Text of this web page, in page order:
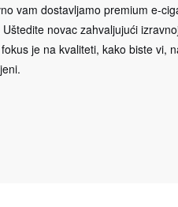
vam dostavljamo premium e-
novac zahvaljujući
je na kvaliteti, kako biste vi,